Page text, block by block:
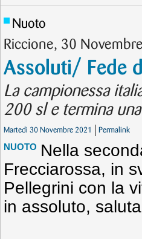
Nuoto
Riccione, 30
Assoluti/ Fede
La campionessa
200 sl e termina
Martedì 30 Novembre 2021 Permalink
NUOTO Nella
Frecciarossa, in
Pellegrini con la
in assoluto,